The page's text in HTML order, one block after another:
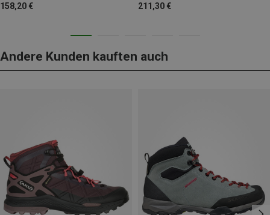
158,20 €
211,30 €
Andere Kunden kauften auch